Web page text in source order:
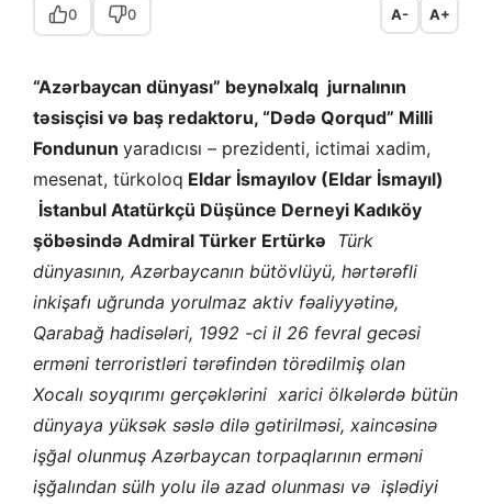
0 0 A- A+
“Azərbaycan dünyası” beynəlxalq jurnalının
təsisçisi və baş redaktoru, “Dədə Qorqud” Milli
Fondunun yaradıcısı – prezidenti, ictimai xadim,
mesenat, türkoloq Eldar İsmayılov (Eldar İsmayıl)
İstanbul Atatürkçü Düşünce Derneyi Kadıköy
şöbəsində Admiral Türker Ertürkə Türk
dünyasının, Azərbaycanın bütövlüyü, hərtərəfli
inkişafı uğrunda yorulmaz aktiv fəaliyyətinə,
Qarabağ hadisələri, 1992 -ci il 26 fevral gecəsi
erməni terroristləri tərəfindən törədilmiş olan
Xocalı soyqırımı gerçəklərini xarici ölkələrdə bütün
dünyaya yüksək səslə dilə gətirilməsi, xaincəsinə
işğal olunmuş Azərbaycan torpaqlarının erməni
işğalından sülh yolu ilə azad olunması və işlədiyi